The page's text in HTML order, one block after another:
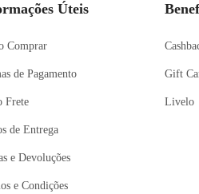
Úteis
Comprar
de Pagamento
Frete
de Entrega
e Devoluções
e Condições
Gift
Livelo